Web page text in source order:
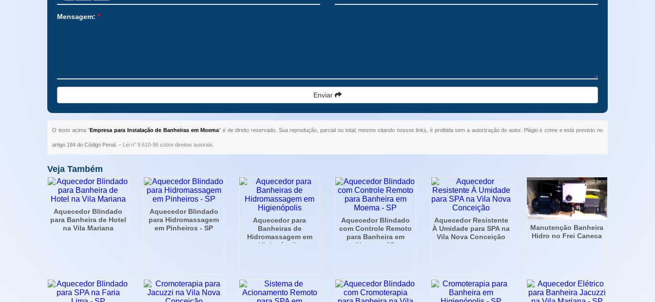
Mensagem:*
Enviar
O texto acima "Empresa para Instalação de Banheiras em Moema" é de direito reservado. Sua reprodução, parcial ou total, mesmo citando nossos links, é proibida sem a autorização do autor. Plágio é crime e está previsto no
artigo 184 do Código Penal. – Lei n° 9.610-98 sobre direitos autorais
Veja Também
Aquecedor Blindado
para Banheira de Hotel
na Vila Mariana
Aquecedor Blindado
para Hidromassagem
em Pinheiros - SP
Aquecedor para
Banheiras de
Hidromassagem em
Higienópolis
Aquecedor Blindado
com Controle Remoto
para Banheira em
Moema - SP
Aquecedor Resistente
À Umidade para SPA na
Vila Nova Conceição
Manutenção Banheira
Hidro no Frei Caneca